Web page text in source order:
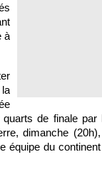
à
de finale par
dimanche
équipe du